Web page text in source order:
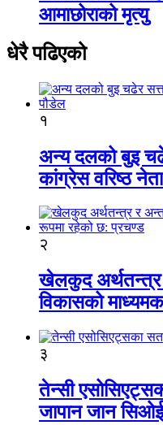
आमाछोराको मृत्यु
धेरै पढिएको
१
अन्य दलको बुइ
कांग्रेस वरिष्ठ
२
खेलकुद अर्थतन्त्र र
विकासको
३
तेन्सी
जापान जान सिओई